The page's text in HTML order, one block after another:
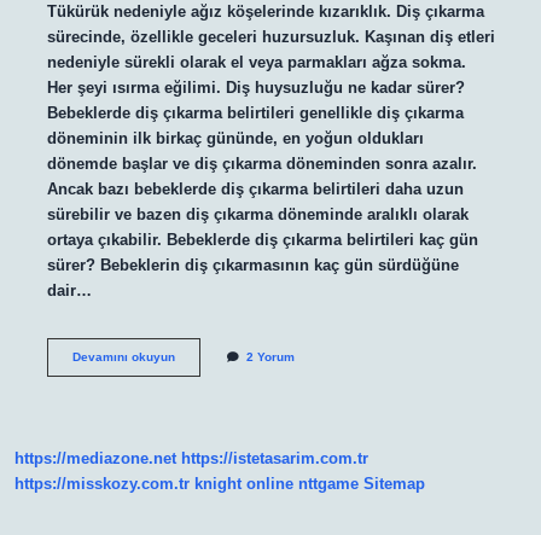
Tükürük nedeniyle ağız köşelerinde kızarıklık. Diş çıkarma
sürecinde, özellikle geceleri huzursuzluk. Kaşınan diş etleri
nedeniyle sürekli olarak el veya parmakları ağza sokma.
Her şeyi ısırma eğilimi. Diş huysuzluğu ne kadar sürer?
Bebeklerde diş çıkarma belirtileri genellikle diş çıkarma
döneminin ilk birkaç gününde, en yoğun oldukları
dönemde başlar ve diş çıkarma döneminden sonra azalır.
Ancak bazı bebeklerde diş çıkarma belirtileri daha uzun
sürebilir ve bazen diş çıkarma döneminde aralıklı olarak
ortaya çıkabilir. Bebeklerde diş çıkarma belirtileri kaç gün
sürer? Bebeklerin diş çıkarmasının kaç gün sürdüğüne
dair…
Devamını okuyunDiş
2 Yorum
https://mediazone.net https://istetasarim.com.tr
https://misskozy.com.tr knight online nttgame Sitemap